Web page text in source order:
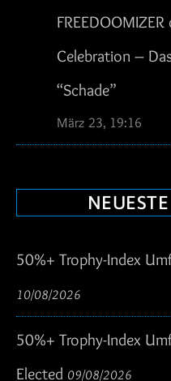
FREEDOOMIZER
Celebration –
“Schade”
März 23, 19:16
50%+ Trophy-Index
10/08/2026
50%+ Trophy-Index
Elected 09/08/2026